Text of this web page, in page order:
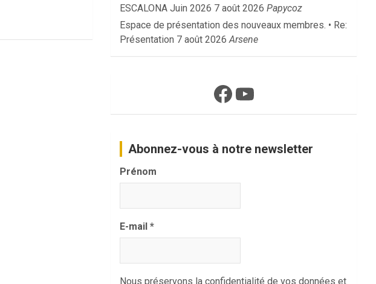
ESCALONA Juin 2026 7 août 2026 Papycoz
Espace de présentation des nouveaux membres. • Re:
Présentation 7 août 2026 Arsene
Facebook
YouTube
Abonnez-vous à notre newsletter
Prénom
E-mail*
Nous préservons la confidentialité de vos données et